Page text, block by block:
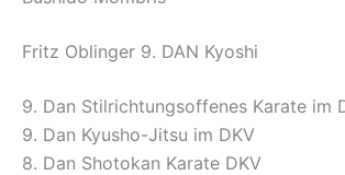
Fritz Oblinger 9. DAN Kyoshi
9. Dan Stilrichtungsoffenes Karate im
9. Dan Kyusho-Jitsu im DKV
8. Dan Shotokan Karate DKV